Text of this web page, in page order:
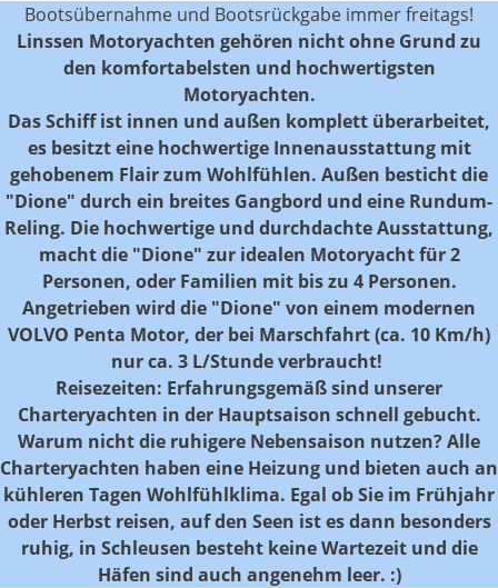
Bootsübernahme und Bootsrückgabe immer freitags!
Linssen Motoryachten gehören nicht ohne Grund zu
den komfortabelsten und hochwertigsten
Motoryachten.
Das Schiff ist innen und außen komplett überarbeitet,
es besitzt eine hochwertige Innenausstattung mit
gehobenem Flair zum Wohlfühlen. Außen besticht die
"Dione" durch ein breites Gangbord und eine Rundum-
Reling. Die hochwertige und durchdachte Ausstattung,
macht die "Dione" zur idealen Motoryacht für 2
Personen, oder Familien mit bis zu 4 Personen.
Angetrieben wird die "Dione" von einem modernen
VOLVO Penta Motor, der bei Marschfahrt (ca. 10 Km/h)
nur ca. 3 L/Stunde verbraucht!
Reisezeiten: Erfahrungsgemäß sind unserer
Charteryachten in der Hauptsaison schnell gebucht.
Warum nicht die ruhigere Nebensaison nutzen? Alle
Charteryachten haben eine Heizung und bieten auch an
kühleren Tagen Wohlfühlklima. Egal ob Sie im Frühjahr
oder Herbst reisen, auf den Seen ist es dann besonders
ruhig, in Schleusen besteht keine Wartezeit und die
Häfen sind auch angenehm leer. :)